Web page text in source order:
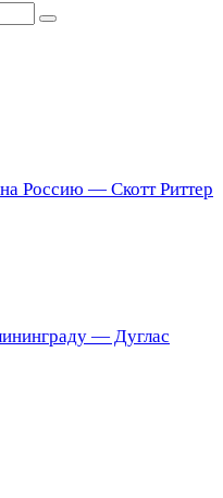
Россию — Скотт Риттер
— Дуглас